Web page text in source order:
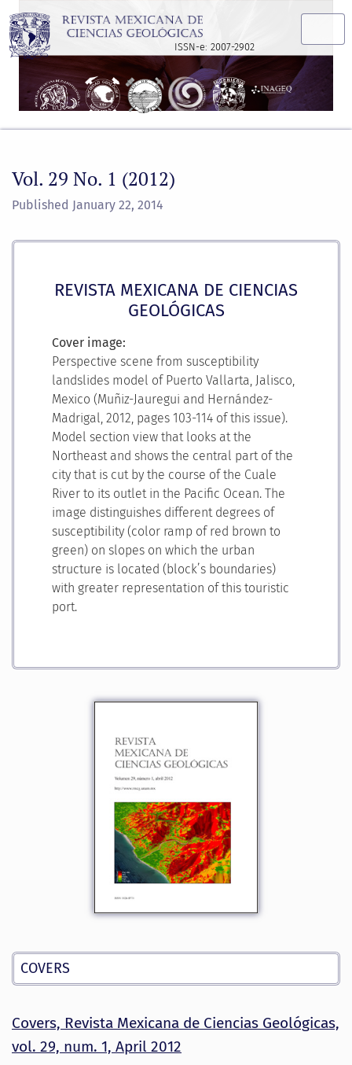
ISSN-e: 2007-2902
Vol. 29 No. 1 (2012)
Published January 22, 2014
REVISTA MEXICANA DE CIENCIAS
GEOLÓGICAS
Cover image:
Perspective scene from susceptibility
landslides model of Puerto Vallarta, Jalisco,
Mexico (Muñiz-Jauregui and Hernández-
Madrigal, 2012, pages 103-114 of this issue).
Model section view that looks at the
Northeast and shows the central part of the
city that is cut by the course of the Cuale
River to its outlet in the Pacific Ocean. The
image distinguishes different degrees of
susceptibility (color ramp of red brown to
green) on slopes on which the urban
structure is located (block’s boundaries)
with greater representation of this touristic
port.
COVERS
Covers, Revista Mexicana de Ciencias Geológicas,
vol. 29, num. 1, April 2012